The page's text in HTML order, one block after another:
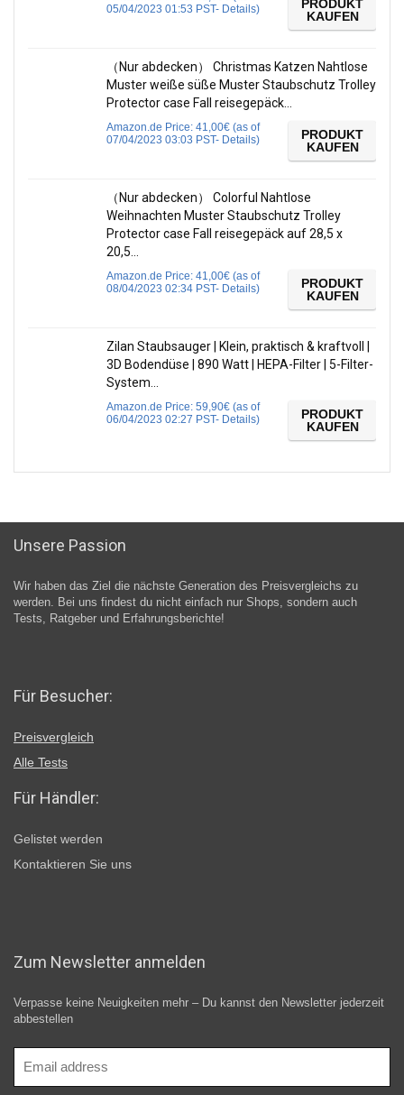
05/04/2023 01:53 PST- Details)
PRODUKT
KAUFEN
（Nur abdecken） Christmas Katzen Nahtlose
Muster weiße süße Muster Staubschutz Trolley
Protector case Fall reisegepäck…
Amazon.de Price: 41,00€ (as of
07/04/2023 03:03 PST- Details)
PRODUKT
KAUFEN
（Nur abdecken） Colorful Nahtlose
Weihnachten Muster Staubschutz Trolley
Protector case Fall reisegepäck auf 28,5 x
20,5…
Amazon.de Price: 41,00€ (as of
08/04/2023 02:34 PST- Details)
PRODUKT
KAUFEN
Zilan Staubsauger | Klein, praktisch & kraftvoll |
3D Bodendüse | 890 Watt | HEPA-Filter | 5-Filter-
System…
Amazon.de Price: 59,90€ (as of
06/04/2023 02:27 PST- Details)
PRODUKT
KAUFEN
Unsere Passion
Wir haben das Ziel die nächste Generation des Preisvergleichs zu
werden. Bei uns findest du nicht einfach nur Shops, sondern auch
Tests, Ratgeber und Erfahrungsberichte!
Für Besucher:
Preisvergleich
Alle Tests
Für Händler:
Gelistet werden
Kontaktieren Sie uns
Zum Newsletter anmelden
Verpasse keine Neuigkeiten mehr – Du kannst den Newsletter jederzeit
abbestellen